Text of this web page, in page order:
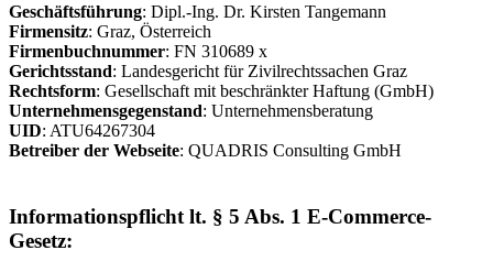
Geschäftsführung: Dipl.-Ing. Dr. Kirsten Tangemann
Firmensitz: Graz, Österreich
Firmenbuchnummer: FN 310689 x
Gerichtsstand: Landesgericht für Zivilrechtssachen Graz
Rechtsform: Gesellschaft mit beschränkter Haftung (GmbH)
Unternehmensgegenstand: Unternehmensberatung
UID: ATU64267304
Betreiber der Webseite: QUADRIS Consulting GmbH
Informationspflicht lt. § 5 Abs. 1 E-Commerce-
Gesetz: